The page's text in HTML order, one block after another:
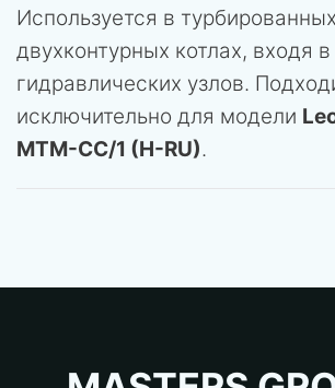
Используется в турбированных
двухконтурных котлах, входя
гидравлических узлов.
исключительно для модели
MTM-CC/1 (H-RU).